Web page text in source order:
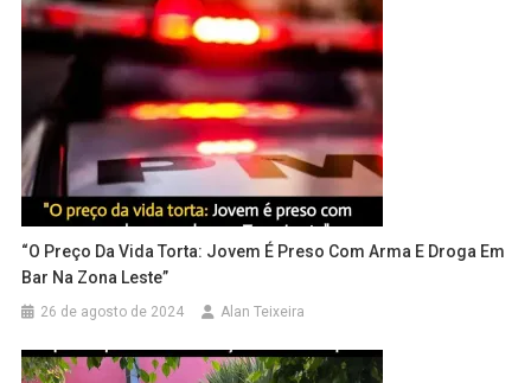
“O Preço Da Vida Torta: Jovem É Preso Com Arma E Droga Em
Bar Na Zona Leste”
26 de agosto de 2024 Alan Teixeira